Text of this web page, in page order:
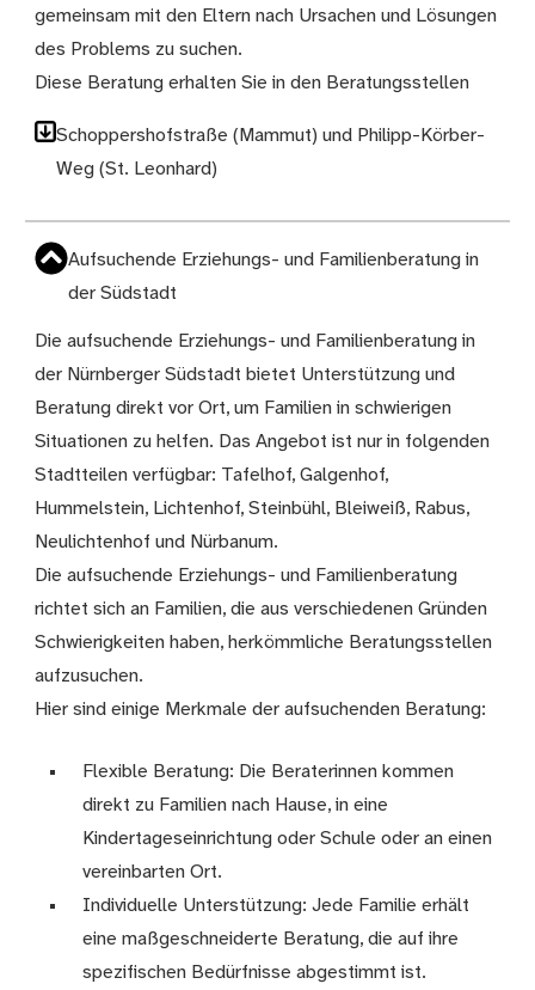
gemeinsam mit den Eltern nach Ursachen und Lösungen
des Problems zu suchen.
Diese Beratung erhalten Sie in den Beratungsstellen
Schoppershofstraße (Mammut) und Philipp-Körber-
Weg (St. Leonhard)
Aufsuchende Erziehungs- und Familienberatung in
der Südstadt
Die aufsuchende Erziehungs- und Familienberatung in
der Nürnberger Südstadt bietet Unterstützung und
Beratung direkt vor Ort, um Familien in schwierigen
Situationen zu helfen. Das Angebot ist nur in folgenden
Stadtteilen verfügbar: Tafelhof, Galgenhof,
Hummelstein, Lichtenhof, Steinbühl, Bleiweiß, Rabus,
Neulichtenhof und Nürbanum.
Die aufsuchende Erziehungs- und Familienberatung
richtet sich an Familien, die aus verschiedenen Gründen
Schwierigkeiten haben, herkömmliche Beratungsstellen
aufzusuchen.
Hier sind einige Merkmale der aufsuchenden Beratung:
Flexible Beratung: Die Beraterinnen kommen
direkt zu Familien nach Hause, in eine
Kindertageseinrichtung oder Schule oder an einen
vereinbarten Ort.
Individuelle Unterstützung: Jede Familie erhält
eine maßgeschneiderte Beratung, die auf ihre
spezifischen Bedürfnisse abgestimmt ist.